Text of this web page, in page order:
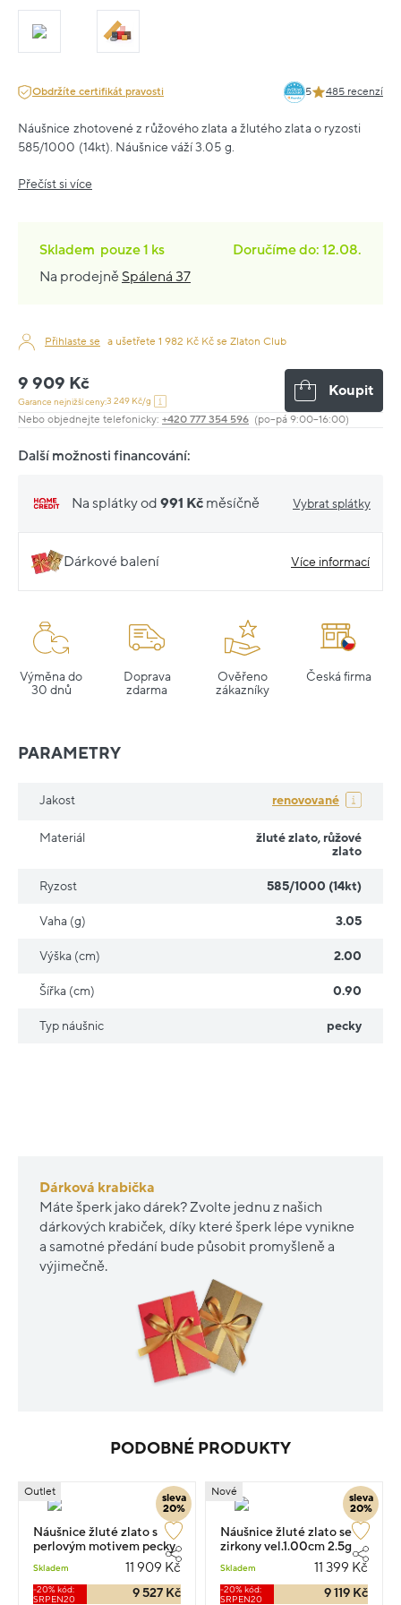
Obdržíte certifikát pravosti 5 485 recenzí
Náušnice zhotovené z růžového zlata a žlutého zlata o ryzosti
585/1000 (14kt). Náušnice váží 3.05 g.
Přečíst si více
Skladem pouze1 ks
Doručíme do: 12.08.
Na prodejně Spálená 37
Přihlaste se a ušetřete 1 982 Kč Kč se Zlaton Club
9 909 Kč
Garance nejnižší ceny:3 249 Kč/g
Koupit
Nebo objednejte telefonicky: +420 777 354 596 (po–pá 9:00–16:00)
Další možnosti financování:
Na splátky od 991 Kč měsíčně Vybrat splátky
Dárkové balení Více informací
Výměna do
30 dnů
Doprava
zdarma
Ověřeno
zákazníky
Česká firma
Dárková krabička
Máte šperk jako dárek? Zvolte jednu z našich
dárkových krabiček, díky které šperk lépe vynikne
a samotné předání bude působit promyšleně a
výjimečně.
PARAMETRY
Jakost renovované
Materiál žluté zlato, růžové
zlato
Ryzost 585/1000 (14kt)
Vaha (g) 3.05
Výška (cm) 2.00
Šířka (cm) 0.90
Typ náušnic pecky
PODOBNÉ PRODUKTY
sleva
20%
Outlet
Náušnice žluté zlato s
perlovým motivem pecky
Skladem 11 909 Kč
-20% kód:
SRPEN20
9 527 Kč
sleva
20%
Nové
Náušnice žluté zlato se
zirkony vel.1.00cm 2.5g
Skladem 11 399 Kč
-20% kód:
SRPEN20
9 119 Kč